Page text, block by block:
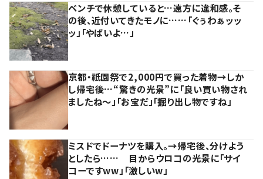
ベンチで休憩していると…遠方に違和感。そ
の後、近付いてきたモノに……「ぐぅわぁッッ
ッ」「やばいよ…」
京都・祇園祭で2,000円で買った着物→しか
し帰宅後…“驚きの光景”に「良い買い物され
ましたね～」「お宝だ」「掘り出し物ですね」
ミスドでドーナツを購入。→帰宅後、分けよう
としたら…… 目からウロコの光景に「サイ
コーですww」「激しいw」